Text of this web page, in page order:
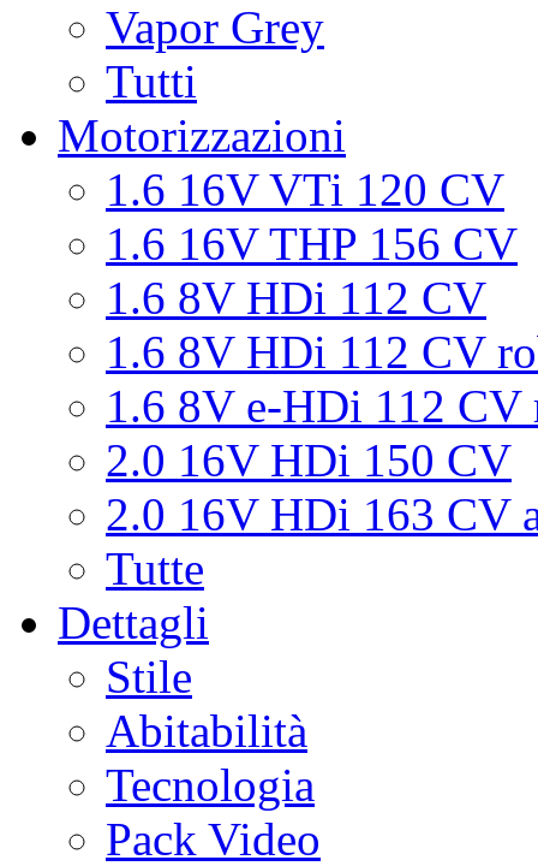
Vapor Grey
Tutti
Motorizzazioni
1.6 16V VTi 120 CV
1.6 16V THP 156 CV
1.6 8V HDi 112 CV
1.6 8V HDi 112 CV
1.6 8V e-HDi 112 CV
2.0 16V HDi 150 CV
2.0 16V HDi 163 CV
Tutte
Dettagli
Stile
Abitabilità
Tecnologia
Pack Video